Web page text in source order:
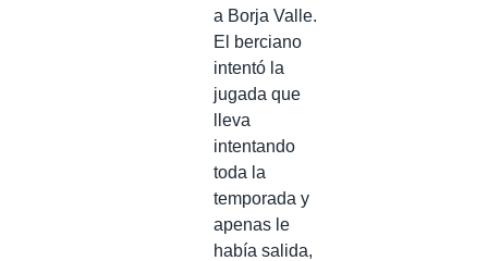
a Borja Valle.
El berciano
intentó la
jugada que
lleva
intentando
toda la
temporada y
apenas le
había salida,